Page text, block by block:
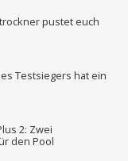
pustet euch
Testsiegers hat ein
2: Zwei
den Pool